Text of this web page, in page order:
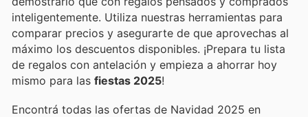
inteligentemente. Utiliza nuestras herramientas para
comparar precios y asegurarte de que aprovechas al
máximo los descuentos disponibles. ¡Prepara tu lista
de regalos con antelación y empieza a ahorrar hoy
mismo para las fiestas 2025!
Encontrá todas las ofertas de Navidad 2025 en